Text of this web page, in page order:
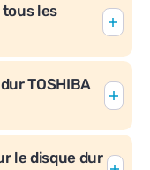
les
TOSHIBA
le disque dur